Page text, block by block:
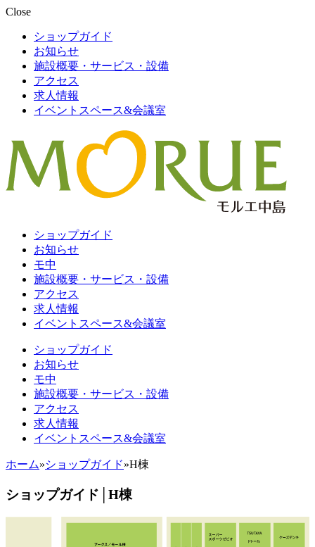
Close
ショップガイド
お知らせ
施設概要・サービス・設備
アクセス
求人情報
イベントスペース&会議室
ショップガイド
お知らせ
モ中
施設概要・サービス・設備
アクセス
求人情報
イベントスペース&会議室
ショップガイド
お知らせ
モ中
施設概要・サービス・設備
アクセス
求人情報
イベントスペース&会議室
ホーム»ショップガイド»H棟
ショップガイド│H棟